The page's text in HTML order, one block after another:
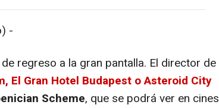
-
regreso a la gran pantalla. El director de
El Gran Hotel Budapest o Asteroid City
Scheme, que se podrá ver en cines